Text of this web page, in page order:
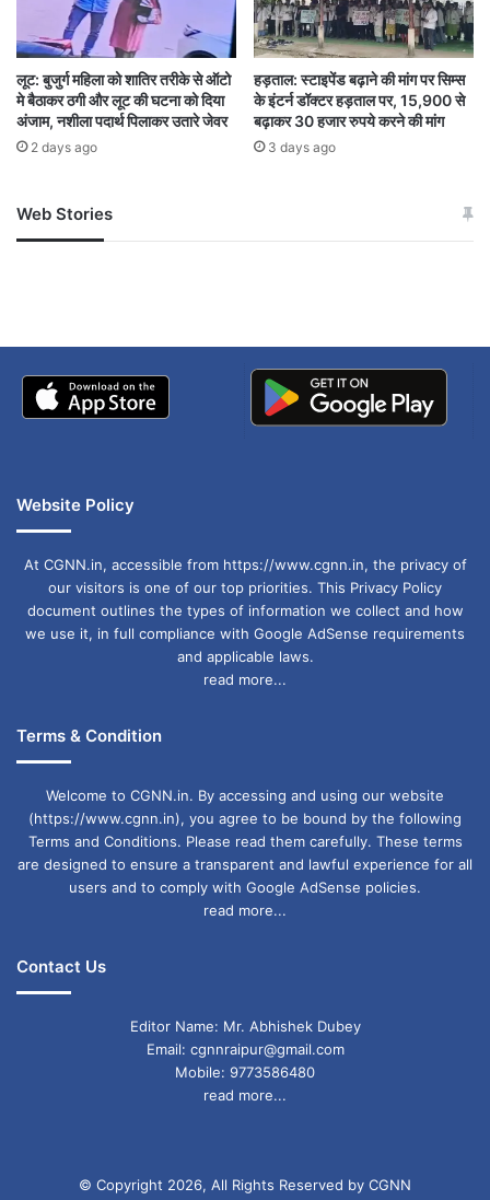
लूट: बुजुर्ग महिला को शातिर तरीके से ऑटो
मे बैठाकर ठगी और लूट की घटना को दिया
अंजाम, नशीला पदार्थ पिलाकर उतारे जेवर
2 days ago
हड़ताल: स्टाइपेंड बढ़ाने की मांग पर सिम्स
के इंटर्न डॉक्टर हड़ताल पर, 15,900 से
बढ़ाकर 30 हजार रुपये करने की मांग
3 days ago
Web Stories
जम्मू-कश्मीर में बारिश से
अपडेट
खाई में धक्का… आरोपियों ने
Website Policy
At CGNN.in, accessible from https://www.cgnn.in, the privacy of
our visitors is one of our top priorities. This Privacy Policy
document outlines the types of information we collect and how
we use it, in full compliance with Google AdSense requirements
and applicable laws.
read more...
Terms & Condition
Welcome to CGNN.in. By accessing and using our website
(https://www.cgnn.in), you agree to be bound by the following
Terms and Conditions. Please read them carefully. These terms
are designed to ensure a transparent and lawful experience for all
users and to comply with Google AdSense policies.
read more...
Contact Us
Editor Name: Mr. Abhishek Dubey
Email: cgnnraipur@gmail.com
Mobile: 9773586480
read more...
© Copyright 2026, All Rights Reserved by CGNN